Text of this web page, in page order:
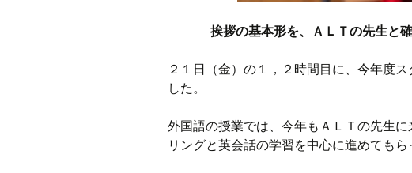
挨拶の基本形を、ＡＬＴの先生と
２１日（金）の１，２時間目に、今年度
した。
外国語の授業では、今年もＡＬＴの先生
リングと英会話の学習を中心に進めてもら